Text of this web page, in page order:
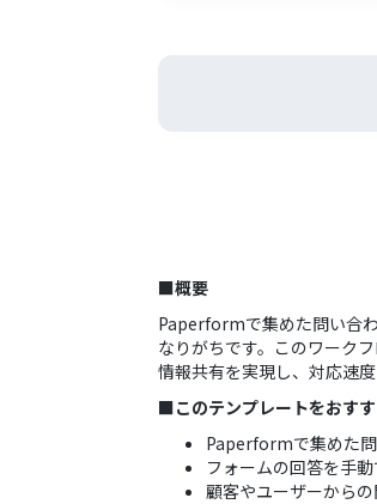
■概要
Paperformで集めた問い合
なりがちです。このワーク
情報共有を実現し、対応速度
■このテンプレートをおす
Paperformで集めた
フォームの回答を手
顧客やユーザーから